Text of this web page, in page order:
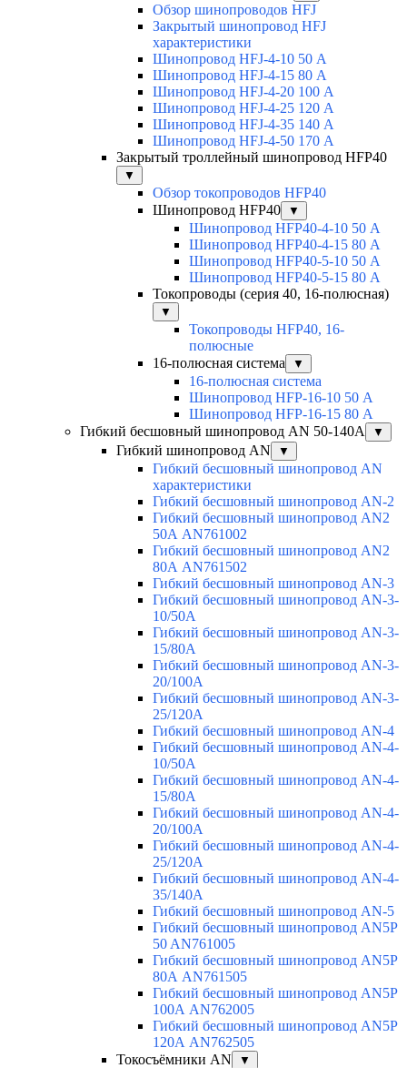
Обзор шинопроводов HFJ
Закрытый шинопровод HFJ
характеристики
Шинопровод HFJ-4-10 50 А
Шинопровод HFJ-4-15 80 А
Шинопровод HFJ-4-20 100 А
Шинопровод HFJ-4-25 120 А
Шинопровод HFJ-4-35 140 А
Шинопровод HFJ-4-50 170 А
Закрытый троллейный шинопровод HFP40
▼
Обзор токопроводов HFP40
Шинопровод HFP40
▼
Шинопровод HFP40-4-10 50 А
Шинопровод HFP40-4-15 80 А
Шинопровод HFP40-5-10 50 А
Шинопровод HFP40-5-15 80 А
Токопроводы (серия 40, 16-полюсная)
▼
Токопроводы HFP40, 16-
полюсные
16-полюсная система
▼
16-полюсная система
Шинопровод HFP-16-10 50 А
Шинопровод HFP-16-15 80 А
Гибкий бесшовный шинопровод AN 50-140А
▼
Гибкий шинопровод AN ▼
Гибкий бесшовный шинопровод AN
характеристики
Гибкий бесшовный шинопровод AN-2
Гибкий бесшовный шинопровод AN2
50А AN761002
Гибкий бесшовный шинопровод AN2
80А AN761502
Гибкий бесшовный шинопровод AN-3
Гибкий бесшовный шинопровод AN-3-
10/50A
Гибкий бесшовный шинопровод AN-3-
15/80A
Гибкий бесшовный шинопровод AN-3-
20/100A
Гибкий бесшовный шинопровод AN-3-
25/120A
Гибкий бесшовный шинопровод AN-4
Гибкий бесшовный шинопровод AN-4-
10/50A
Гибкий бесшовный шинопровод AN-4-
15/80A
Гибкий бесшовный шинопровод AN-4-
20/100A
Гибкий бесшовный шинопровод AN-4-
25/120A
Гибкий бесшовный шинопровод AN-4-
35/140A
Гибкий бесшовный шинопровод AN-5
Гибкий бесшовный шинопровод AN5P
50 AN761005
Гибкий бесшовный шинопровод AN5P
80А AN761505
Гибкий бесшовный шинопровод AN5P
100А AN762005
Гибкий бесшовный шинопровод AN5P
120А AN762505
Токосъёмники AN
▼